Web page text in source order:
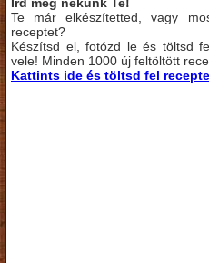
Te már elkészítetted, vagy
receptet?
Készítsd el, fotózd le és töltsd
vele! Minden 1000 új feltöltött
Kattints ide és töltsd fel